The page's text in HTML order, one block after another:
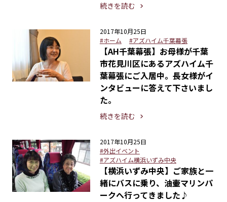
続きを読む
2017年10月25日
#ホーム
#アズハイム千葉幕張
【AH千葉幕張】お母様が千葉
市花見川区にあるアズハイム千
葉幕張にご入居中。長女様がイ
ンタビューに答えて下さいまし
た。
続きを読む
2017年10月25日
#外出イベント
#アズハイム横浜いずみ中央
【横浜いずみ中央】ご家族と一
緒にバスに乗り、油壷マリンパ
ークへ行ってきました♪